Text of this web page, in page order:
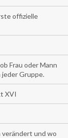
offizielle
Frau oder Mann
Gruppe.
XVI
verändert und wo